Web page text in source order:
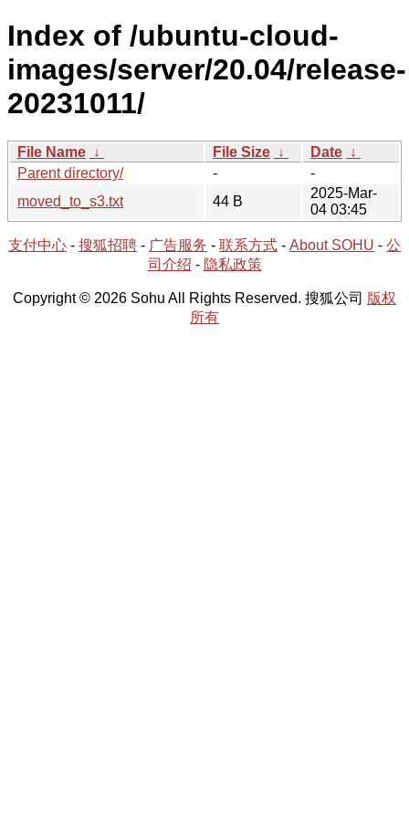
Index of /ubuntu-cloud-
images/server/20.04/release-
20231011/
File Name ↓ File Size ↓ Date ↓
Parent directory/
-
-
moved_to_s3.txt
44 B
2025-Mar-
04 03:45
支付中心 - 搜狐招聘 - 广告服务 - 联系方式 - About SOHU - 公
司介绍 - 隐私政策
Copyright © 2026 Sohu All Rights Reserved. 搜狐公司 版权
所有